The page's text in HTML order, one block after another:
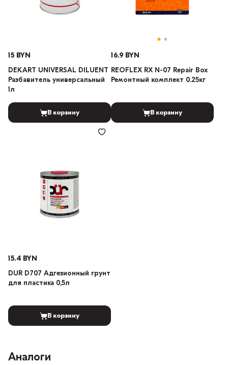
15 BYN
DEKART UNIVERSAL DILUENT
Разбавитель универсальный
1л
В корзину
16.9 BYN
REOFLEX RX N-07 Repair Box
Ремонтный комплект 0.25кг
В корзину
15.4 BYN
DUR D707 Адгезионный грунт
для пластика 0,5л
В корзину
Аналоги